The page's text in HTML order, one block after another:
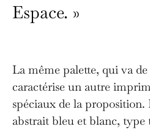
Espace. »
La même palette, qui va
caractérise un autre
spéciaux de la proposition.
abstrait bleu et blanc, type